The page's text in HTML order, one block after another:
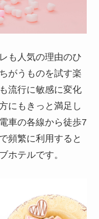
も人気の理由のひ
がうものを試す楽
流行に敏感に変化
にもきっと満足し
車の各線から徒歩7
頻繁に利用すると
ホテルです。